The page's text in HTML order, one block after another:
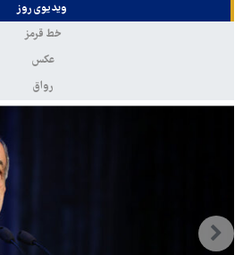
ویدیوی روز
خط قرمز
عکس
رواق